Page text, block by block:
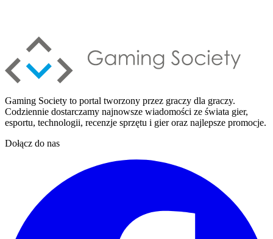
Gaming Society to portal tworzony przez graczy dla graczy.
Codziennie dostarczamy najnowsze wiadomości ze świata gier,
esportu, technologii, recenzje sprzętu i gier oraz najlepsze promocje.
Dołącz do nas